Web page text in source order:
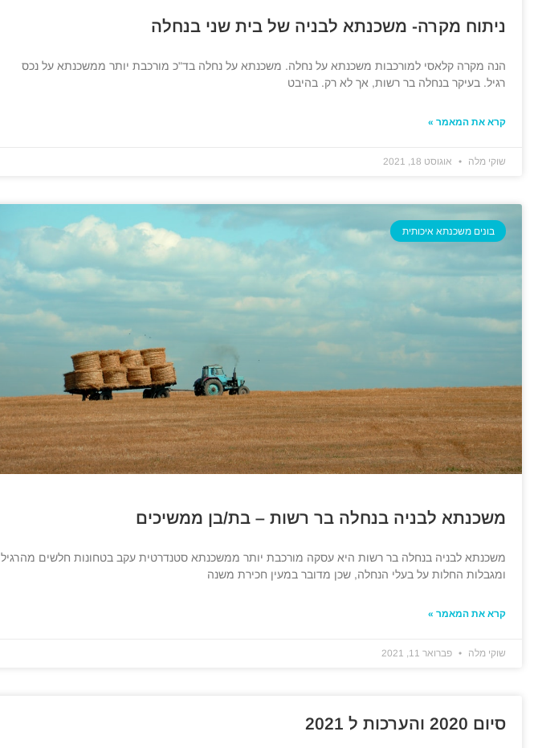
ניתוח מקרה- משכנתא לבניה של בית שני בנחלה
הנה מקרה קלאסי למורכבות משכנתא על נחלה. משכנתא על נחלה בד"כ מורכבת יותר ממשכנתא על נכס
רגיל. בעיקר בנחלה בר רשות, אך לא רק. בהיבט
קרא את המאמר »
שוקי מלה אוגוסט 18, 2021
בונים משכנתא איכותית
משכנתא לבניה בנחלה בר רשות – בת/בן ממשיכים
משכנתא לבניה בנחלה בר רשות היא עסקה מורכבת יותר ממשכנתא סטנדרטית עקב בטחונות חלשים מהרגיל
ומגבלות החלות על בעלי הנחלה, שכן מדובר במעין חכירת משנה
קרא את המאמר »
שוקי מלה פברואר 11, 2021
סיום 2020 והערכות ל 2021